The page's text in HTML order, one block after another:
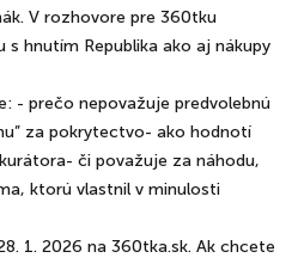
V rozhovore pre 360tku
hnutím Republika ako aj nákupy
- prečo nepovažuje predvolebnú
za pokrytectvo- ako hodnotí
či považuje za náhodu,
ktorú vlastnil v minulosti
1. 2026 na 360tka.sk. Ak chcete